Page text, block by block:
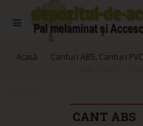
Acasă Canturi ABS, Canturi PVC
CANT ABS